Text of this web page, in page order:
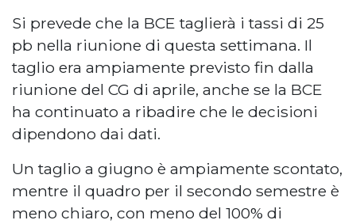
Si prevede che la BCE taglierà i tassi di 25
pb nella riunione di questa settimana. Il
taglio era ampiamente previsto fin dalla
riunione del CG di aprile, anche se la BCE
ha continuato a ribadire che le decisioni
dipendono dai dati.
Un taglio a giugno è ampiamente scontato,
mentre il quadro per il secondo semestre è
meno chiaro, con meno del 100% di